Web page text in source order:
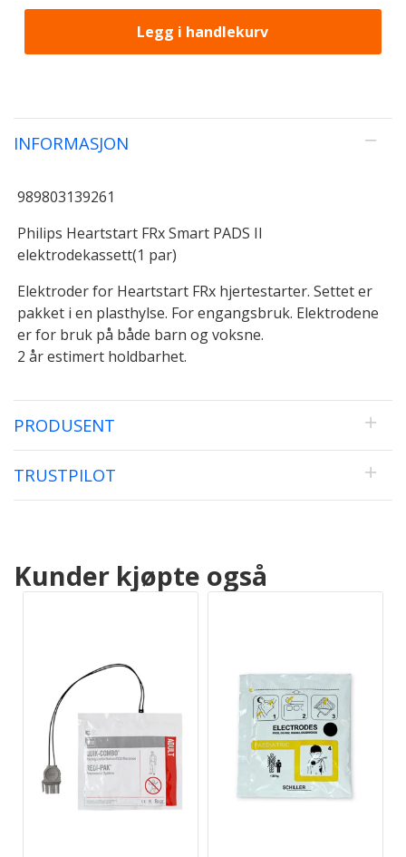
Legg i handlekurv
INFORMASJON
989803139261
Philips Heartstart FRx Smart PADS II
elektrodekassett(1 par)
Elektroder for Heartstart FRx hjertestarter. Settet er
pakket i en plasthylse. For engangsbruk. Elektrodene
er for bruk på både barn og voksne.
2 år estimert holdbarhet.
PRODUSENT
TRUSTPILOT
Kunder kjøpte også